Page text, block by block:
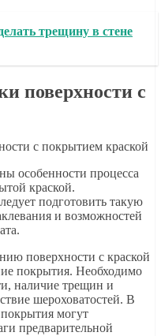
трещину в стене
поверхности с
особенности процесса
краской.
подготовить такую
и возможностей
поверхности с краской
покрытия. Необходимо
наличие трещин и
шероховатостей. В
могут
предварительной